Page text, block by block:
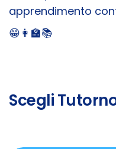
apprendimento
😁​​👩‍🏫📚​
Scegli